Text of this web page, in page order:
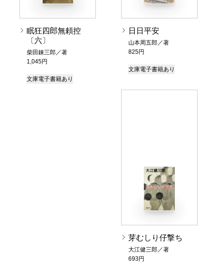
眠狂四郎無頼控
〔六〕
柴田錬三郎／著
1,045円
文庫電子書籍あり
日日平安
山本周五郎／著
825円
文庫電子書籍あり
芽むしり仔撃ち
大江健三郎／著
693円